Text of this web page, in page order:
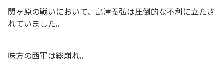
関ヶ原の戦いにおいて、島津義弘は圧倒的な不利に立たさ
れていました。
味方の西軍は総崩れ。